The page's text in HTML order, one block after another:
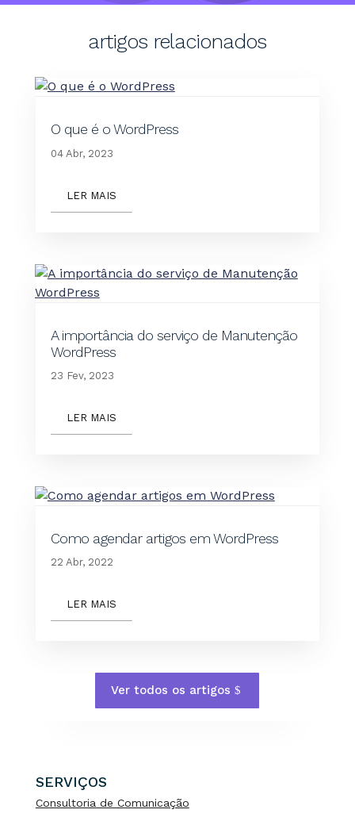
artigos relacionados
O que é o WordPress
04 Abr, 2023
LER MAIS
A importância do serviço de Manutenção
WordPress
23 Fev, 2023
LER MAIS
Como agendar artigos em WordPress
22 Abr, 2022
LER MAIS
Ver todos os artigos
SERVIÇOS
Consultoria de Comunicação